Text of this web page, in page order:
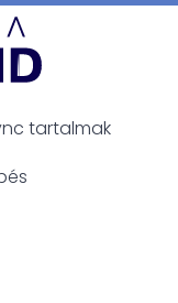
tartalmak